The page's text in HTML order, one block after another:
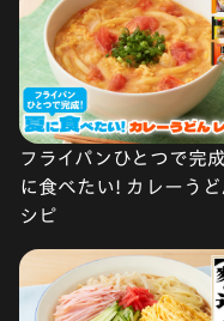
フライパンひとつで完
に食べたい! カレーうど
シピ